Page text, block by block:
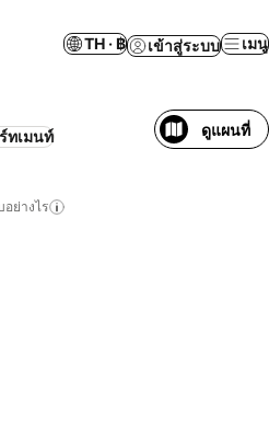
TH · ฿ เข้าสู่ระบบ เมนู
ทเมนท์ ดูแผนที่
ย่างไร